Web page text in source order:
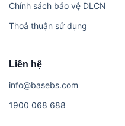
Chính sách bảo vệ DLCN
Thoả thuận sử dụng
Liên hệ
i​n​f​o​@​b​a​s​e​b​s​.​c​o​m
1​9​0​0​ ​0​6​8​ ​6​8​8